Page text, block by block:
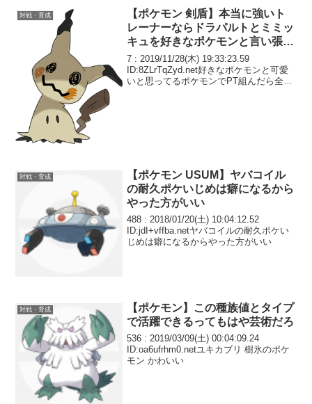
対戦・育成
【ポケモン 剣盾】本当に強いト
レーナーならドラパルトとミミッ
キュを好きなポケモンと言い張っ
て使うべき
7 : 2019/11/28(木) 19:33:23.59
ID:8ZLrTqZyd.net好きなポケモンと可愛
いと思ってるポケモンでPT組んだら全く
対戦・育成
【ポケモン USUM】ヤバコイル
の耐久ポケいじめは癖になるから
やった方がいい
488 : 2018/01/20(土) 10:04:12.52
ID:jdI+vffba.netヤバコイルの耐久ポケい
じめは癖になるからやった方がいい
対戦・育成
【ポケモン】この種族値とタイプ
で活躍できるってもはや芸術だろ
536 : 2019/03/09(土) 00:04:09.24
ID:oa6ufrhm0.netユキカブリ 樹氷のポケ
モン かわいい